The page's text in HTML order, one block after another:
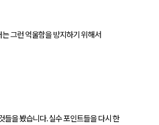
그런 억울함을 방지하기 위해서
들을 봤습니다. 실수 포인트들을 다시 한